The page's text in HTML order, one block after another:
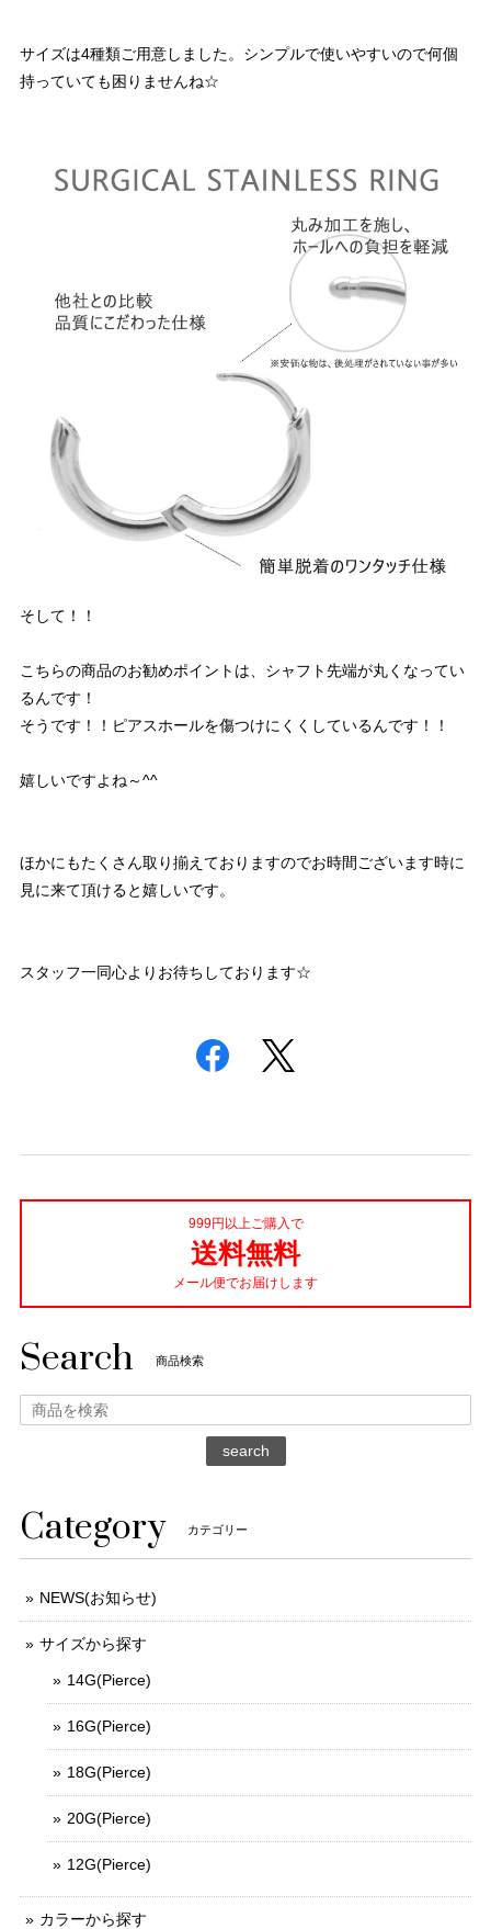
サイズは4種類ご用意しました。シンプルで使いやすいので何個
持っていても困りませんね☆
そして！！
こちらの商品のお勧めポイントは、シャフト先端が丸くなってい
るんです！
そうです！！ピアスホールを傷つけにくくしているんです！！
嬉しいですよね～^^
ほかにもたくさん取り揃えておりますのでお時間ございます時に
見に来て頂けると嬉しいです。
スタッフ一同心よりお待ちしております☆
999円以上ご購入で
送料無料
メール便でお届けします
Search 商品検索
search
Category カテゴリー
NEWS(お知らせ)
サイズから探す
14G(Pierce)
16G(Pierce)
18G(Pierce)
20G(Pierce)
12G(Pierce)
カラーから探す